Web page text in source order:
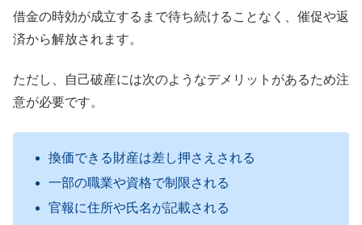
借金の時効が成立するまで待ち続けることなく、催促や返
済から解放されます。
ただし、自己破産には次のようなデメリットがあるため注
意が必要です。
換価できる財産は差し押さえされる
一部の職業や資格で制限される
官報に住所や氏名が記載される